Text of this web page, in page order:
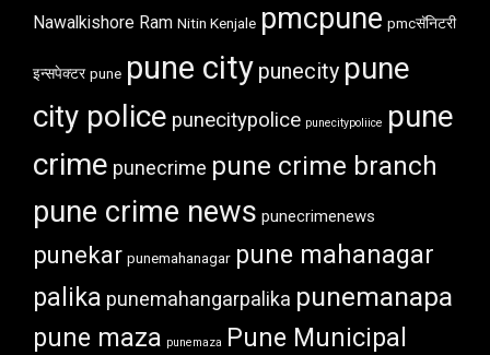
Nawalkishore Ram Nitin Kenjale pmcpune pmcसॅनिटरी
इन्सपेक्टर pune pune city punecity pune
city police punecitypolice punecitypoliice pune
crime punecrime pune crime branch
pune crime news punecrimenews
punekar punemahanagar pune mahanagar
palika punemahangarpalika punemanapa
pune maza punemaza
Pune Municipal